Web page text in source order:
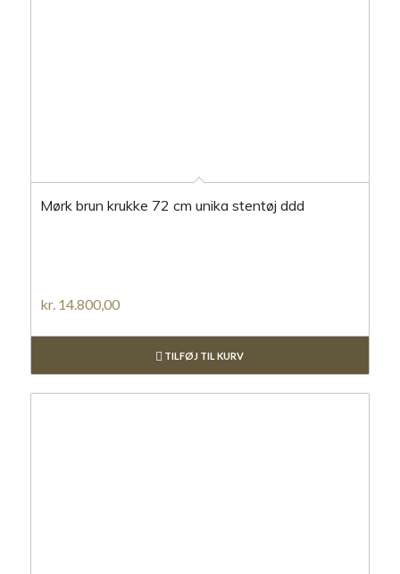
Mørk brun krukke 72 cm unika stentøj ddd
kr. 14.800,00
TILFØJ TIL KURV